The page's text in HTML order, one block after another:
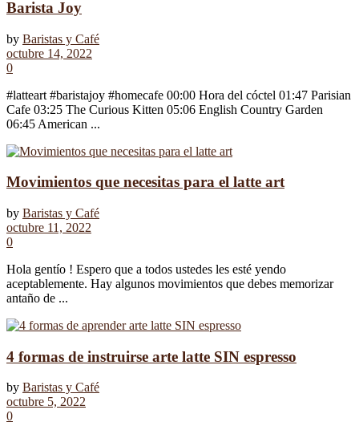
Barista Joy
by Baristas y Café
octubre 14, 2022
0
#latteart #baristajoy #homecafe 00:00 Hora del cóctel 01:47 Parisian
Cafe 03:25 The Curious Kitten 05:06 English Country Garden
06:45 American ...
Movimientos que necesitas para el latte art
by Baristas y Café
octubre 11, 2022
0
Hola gentío ! Espero que a todos ustedes les esté yendo
aceptablemente. Hay algunos movimientos que debes memorizar
antaño de ...
4 formas de instruirse arte latte SIN espresso
by Baristas y Café
octubre 5, 2022
0